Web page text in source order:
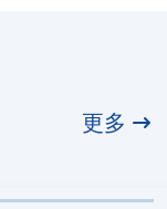
更多
创佳绩